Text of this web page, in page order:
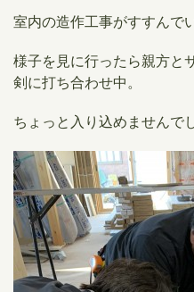
室内の造作工事がすすんで
様子を見に行ったら親方と
剣に打ち合わせ中。
ちょっと入り込めませんで